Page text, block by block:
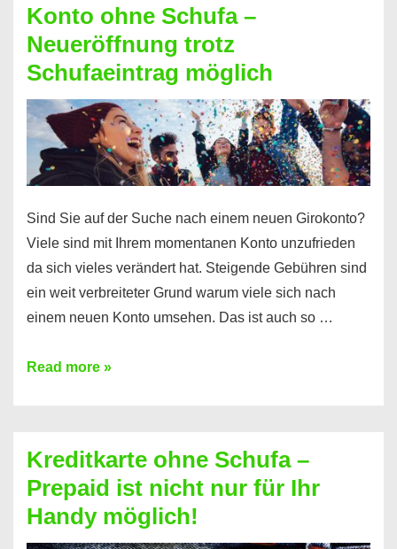
Sie
einen
Kredit
ohne
Einkommensnachweis
Konto ohne Schufa –
Neueröffnung trotz
Schufaeintrag möglich
Sind Sie auf der Suche nach einem neuen Girokonto?
Viele sind mit Ihrem momentanen Konto unzufrieden
da sich vieles verändert hat. Steigende Gebühren sind
ein weit verbreiteter Grund warum viele sich nach
einem neuen Konto umsehen. Das ist auch so …
Konto
Neueröffnung
trotz
Schufaeintrag
möglich
Read more »
Kreditkarte ohne Schufa –
Prepaid ist nicht nur für Ihr
Handy möglich!